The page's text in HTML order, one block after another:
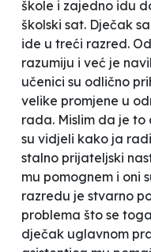
škole i zajedno idu
školski sat. Dječak
ide u treći razred.
razumiju i već je
učenici su odlično
velike promjene u
rada. Mislim da je
su vidjeli kako ja
stalno prijateljski
mu pomognem i oni
razredu je stvarno
problema što se
dječak uglavnom